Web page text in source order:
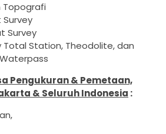
Topografi
Survey
Total Station, Theodolite, dan
Pengukuran & Pemetaan,
& Seluruh Indonesia :